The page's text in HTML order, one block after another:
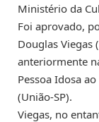
Ministério da
Foi aprovado,
Douglas Viegas
anteriormente
Pessoa Idosa ao
(União-SP).
Viegas, no